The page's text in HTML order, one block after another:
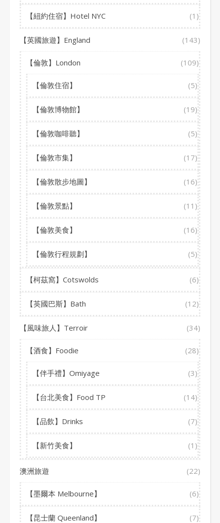
【紐約住宿】Hotel NYC (1)
【英國旅遊】England (143)
【倫敦】London (109)
【倫敦住宿】 (5)
【倫敦博物館】 (19)
【倫敦咖啡聽】 (5)
【倫敦市集】 (17)
【倫敦散步地圖】 (16)
【倫敦景點】 (11)
【倫敦美食】 (16)
【倫敦行程規劃】 (5)
【柯茲窩】Cotswolds (6)
【英國巴斯】Bath (12)
【風味旅人】Terroir (34)
【酒食】Foodie (28)
【伴手禮】Omiyage (3)
【台北美食】Food TP (14)
【品飲】Drinks (7)
【新竹美食】 (1)
澳洲旅遊 (22)
【墨爾本 Melbourne】 (6)
【昆士蘭 Queenland】 (7)